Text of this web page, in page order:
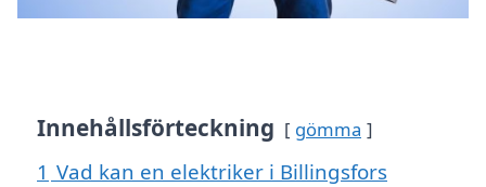
Innehållsförteckning gömma
1 Vad kan en elektriker i Billingsfors